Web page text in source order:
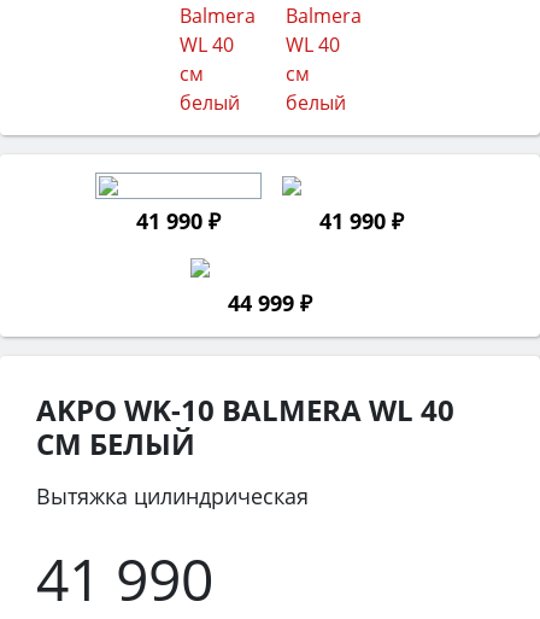
41 990 ₽ 41 990 ₽
44 999 ₽
AKPO WK-10 BALMERA WL 40
СМ БЕЛЫЙ
Вытяжка цилиндрическая
41 990